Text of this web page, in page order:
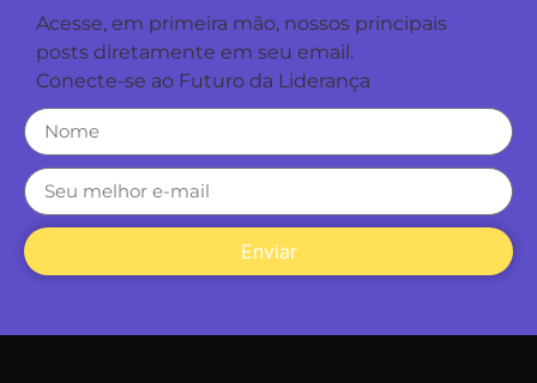
Acesse, em primeira mão, nossos principais
posts diretamente em seu email.
Conecte-se ao Futuro da Liderança
Enviar